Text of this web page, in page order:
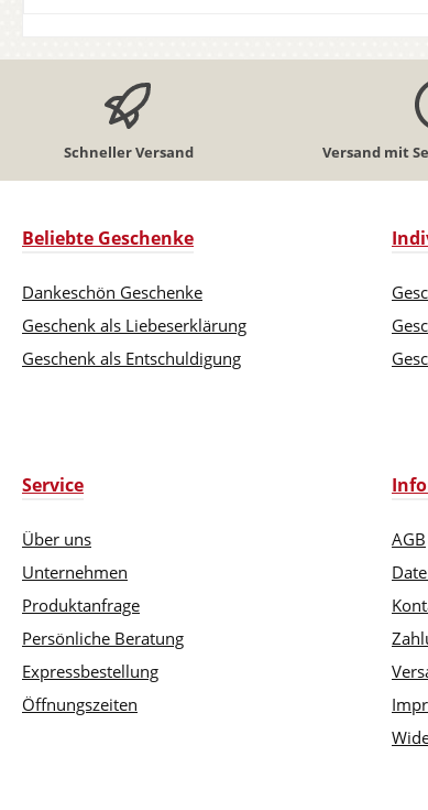
Schneller Versand Versand mit
Beliebte Geschenke
Dankeschön Geschenke
Geschenk als Liebeserklärung
Geschenk als Entschuldigung
Service
Über uns
Unternehmen
Produktanfrage
Persönliche Beratung
Expressbestellung
Öffnungszeiten
AGB